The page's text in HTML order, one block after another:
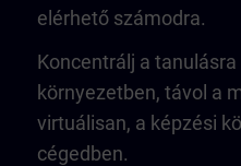
elérhető számodra.
Koncentrálj a
környezetben, távol a
virtuálisan, a képzési
cégedben.